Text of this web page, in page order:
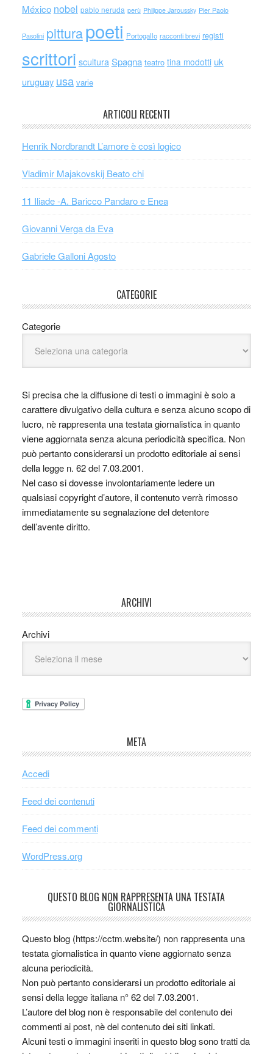
México nobel pablo neruda perù Philippe Jaroussky Pier Paolo
Pasolini pitturapoeti Portogallo racconti brevi registi
scrittori scultura Spagna teatro tina modotti uk
uruguay usa varie
ARTICOLI RECENTI
Henrik Nordbrandt L’amore è così logico
Vladimir Majakovskij Beato chi
11 Iliade -A. Baricco Pandaro e Enea
Giovanni Verga da Eva
Gabriele Galloni Agosto
CATEGORIE
Categorie
Si precisa che la diffusione di testi o immagini è solo a
carattere divulgativo della cultura e senza alcuno scopo di
lucro, nè rappresenta una testata giornalistica in quanto
viene aggiornata senza alcuna periodicità specifica. Non
può pertanto considerarsi un prodotto editoriale ai sensi
della legge n. 62 del 7.03.2001.
Nel caso si dovesse involontariamente ledere un
qualsiasi copyright d’autore, il contenuto verrà rimosso
immediatamente su segnalazione del detentore
dell’avente diritto.
ARCHIVI
Archivi
META
Accedi
Feed dei contenuti
Feed dei commenti
WordPress.org
QUESTO BLOG NON RAPPRESENTA UNA TESTATA
GIORNALISTICA
Questo blog (https://cctm.website/) non rappresenta una
testata giornalistica in quanto viene aggiornato senza
alcuna periodicità.
Non può pertanto considerarsi un prodotto editoriale ai
sensi della legge italiana n° 62 del 7.03.2001.
L’autore del blog non è responsabile del contenuto dei
commenti ai post, nè del contenuto dei siti linkati.
Alcuni testi o immagini inseriti in questo blog sono tratti da